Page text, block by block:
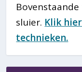
sluier. Klik
technieken.